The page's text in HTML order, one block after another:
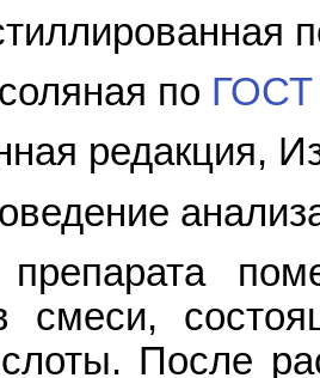
по ГОСТ
редакция,
в смеси,
После